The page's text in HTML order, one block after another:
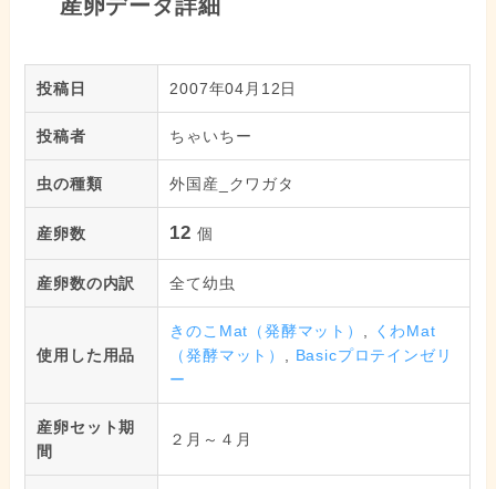
産卵データ詳細
投稿日 2007年04月12日
投稿者 ちゃいちー
虫の種類 外国産_クワガタ
産卵数 12 個
産卵数の内訳 全て幼虫
使用した用品
きのこMat（発酵マット） ,
くわMat
（発酵マット） , Basicプロテインゼリ
ー
産卵セット期
間
２月～４月